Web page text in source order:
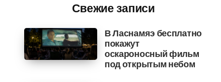
Свежие записи
В Ласнамяэ бесплатно
покажут
оскароносный фильм
под открытым небом